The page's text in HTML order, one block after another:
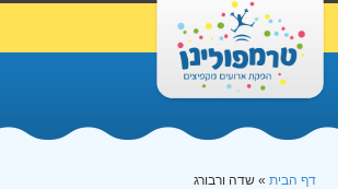
דף הבית » שדה ורבורג